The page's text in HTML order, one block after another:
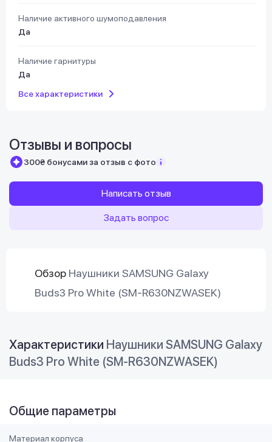
Наличие активного шумоподавления
Да
Наличие гарнитуры
Да
Все характеристики
Отзывы и вопросы
300₴ бонусами за отзыв с фото
Написать отзыв
Задать вопрос
Обзор Наушники SAMSUNG Galaxy
Buds3 Pro White (SM-R630NZWASEK)
Характеристики Наушники SAMSUNG Galaxy
Buds3 Pro White (SM-R630NZWASEK)
Общие параметры
Материал корпуса